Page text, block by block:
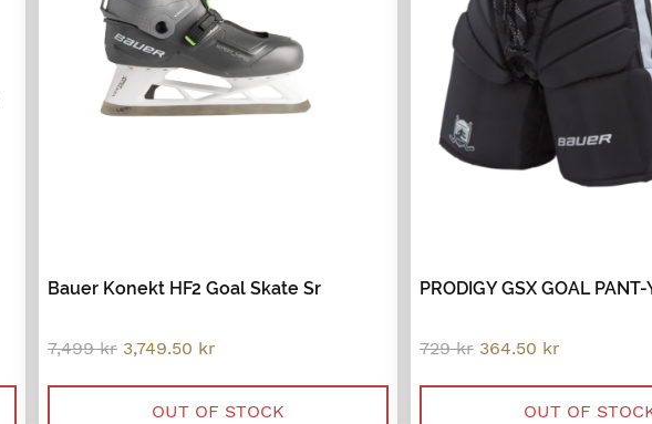
Bauer Konekt HF2 Goal Skate Sr
7,499kr Original
was:
7,499 kr.
3,749.50 kr
is:
3,749.50 kr.
OUT OF STOCK
PRODIGY GSX GOAL PANT-
729kr Original
was:
729 kr.
364.50 kr
is:
364.50 kr.
OUT OF